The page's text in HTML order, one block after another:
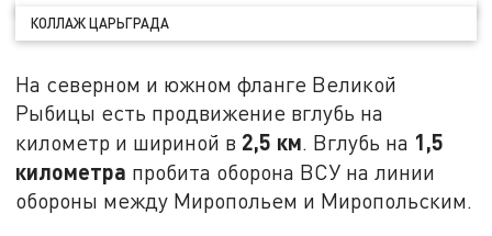
КОЛЛАЖ ЦАРЬГРАДА
На северном и южном фланге Великой
Рыбицы есть продвижение вглубь на
километр и шириной в 2,5 км. Вглубь на 1,5
километра пробита оборона ВСУ на линии
обороны между Миропольем и Миропольским.